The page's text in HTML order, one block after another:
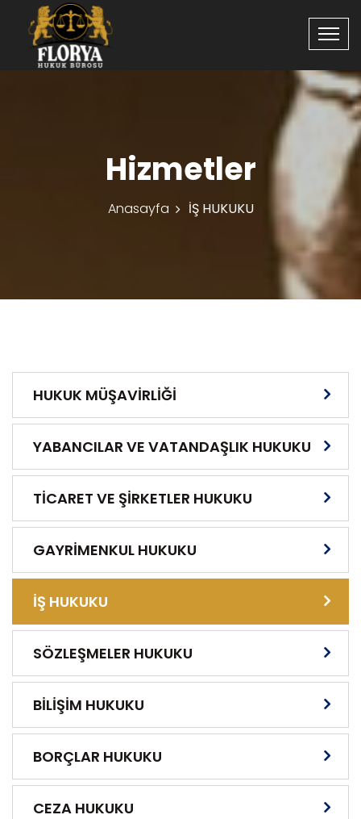
Hizmetler
Anasayfa İŞ HUKUKU
HUKUK MÜŞAVİRLİĞİ
YABANCILAR VE VATANDAŞLIK HUKUKU
TİCARET VE ŞİRKETLER HUKUKU
GAYRİMENKUL HUKUKU
İŞ HUKUKU
SÖZLEŞMELER HUKUKU
BİLİŞİM HUKUKU
BORÇLAR HUKUKU
CEZA HUKUKU